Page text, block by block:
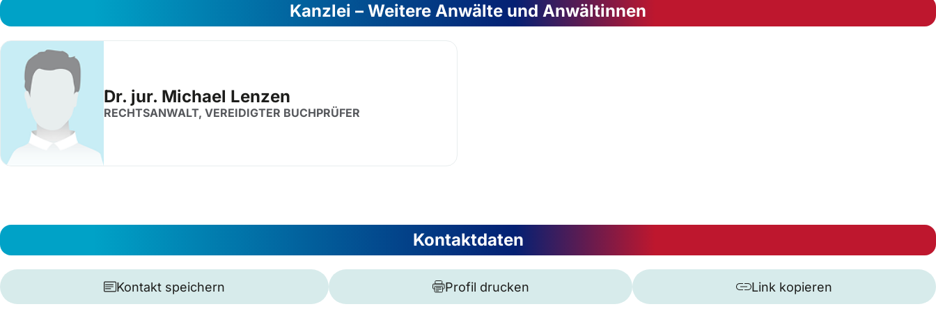
Kanzlei – Weitere Anwälte und Anwältinnen
Dr. jur. Michael Lenzen
RECHTSANWALT, VEREIDIGTER BUCHPRÜFER
Kontaktdaten
Kontakt speichern Profil drucken Link kopieren